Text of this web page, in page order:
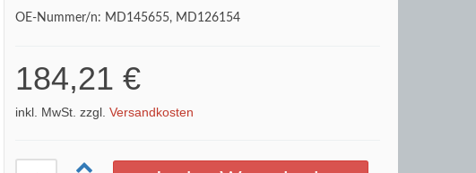
OE-Nummer/n: MD145655, MD126154
184,21 €
inkl. MwSt. zzgl.Versandkosten